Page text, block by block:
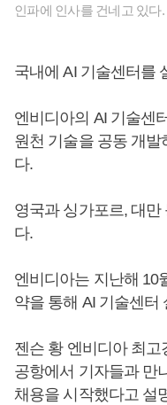
인파에 인사를 건네고 있다
국내에 AI 기술센터를
엔비디아의 AI 기술센
원천 기술을 공동 개발
다.
영국과 싱가포르, 대
다.
엔비디아는 지난해 10
약을 통해 AI 기술센터
젠슨 황 엔비디아 최
공항에서 기자들과 만
채용을 시작했다고 설